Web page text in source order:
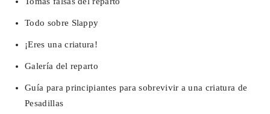
Todo sobre Slappy
¡Eres una criatura!
Galería del reparto
Guía para principiantes para sobrevivir a una criatura de
Pesadillas